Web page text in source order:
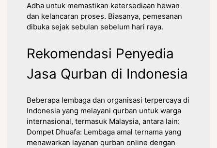
Adha untuk memastikan ketersediaan hewan
dan kelancaran proses. Biasanya, pemesanan
dibuka sejak sebulan sebelum hari raya.
Rekomendasi Penyedia
Jasa Qurban di Indonesia
Beberapa lembaga dan organisasi terpercaya di
Indonesia yang melayani qurban untuk warga
internasional, termasuk Malaysia, antara lain:
Dompet Dhuafa: Lembaga amal ternama yang
menawarkan layanan qurban online dengan